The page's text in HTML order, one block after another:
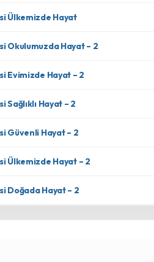
Ülkemizde Hayat
Okulumuzda Hayat – 2
Evimizde Hayat – 2
Sağlıklı Hayat – 2
Güvenli Hayat – 2
Ülkemizde Hayat – 2
Doğada Hayat – 2